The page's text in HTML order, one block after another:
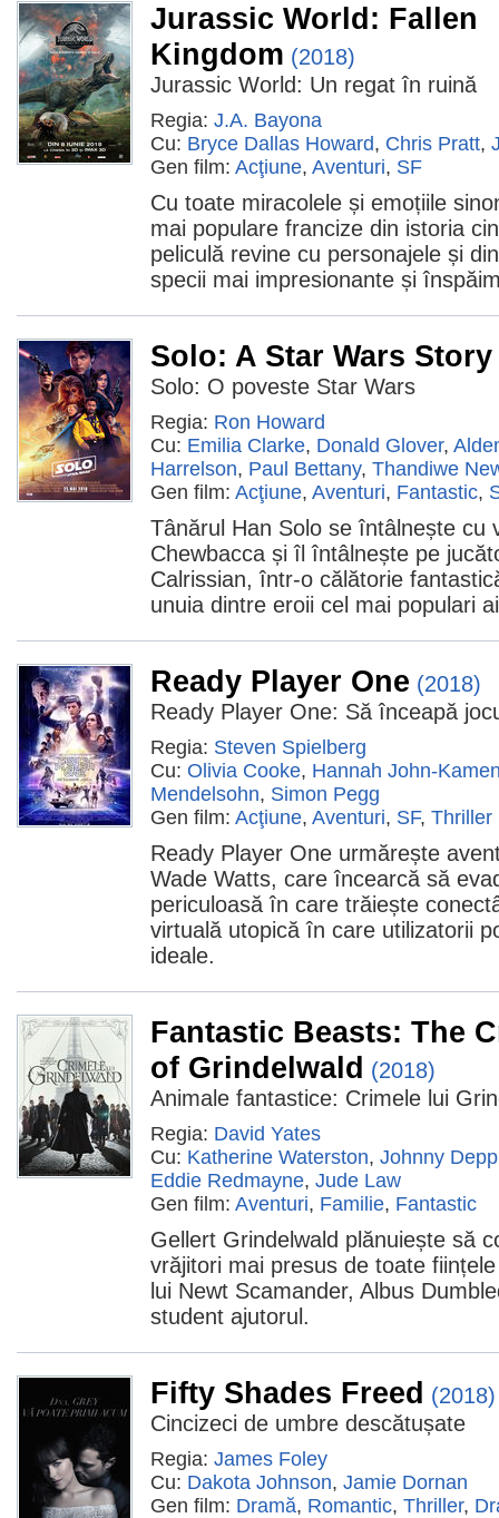
Jurassic World: Fallen
Kingdom (2018)
Jurassic World: Un regat în ruină
Regia: J.A. Bayona
Cu: Bryce Dallas Howard, Chris Pratt,
Gen film: Acţiune, Aventuri, SF
Cu toate miracolele și emoțiile
mai populare francize din istoria
peliculă revine cu personajele și
specii mai impresionante și
Solo: A Star Wars Story
Solo: O poveste Star Wars
Regia: Ron Howard
Cu: Emilia Clarke, Donald Glover,
Harrelson, Paul Bettany, Thandiwe
Gen film: Acţiune, Aventuri, Fantastic,
Tânărul Han Solo se întâlnește cu
Chewbacca și îl întâlnește pe
Calrissian, într-o călătorie
unuia dintre eroii cel mai populari
Ready Player One (2018)
Ready Player One: Să înceapă
Regia: Steven Spielberg
Cu: Olivia Cooke, Hannah John-
Mendelsohn, Simon Pegg
Gen film: Acţiune, Aventuri, SF, Thriller
Ready Player One urmărește
Wade Watts, care încearcă să
periculoasă în care trăiește
virtuală utopică în care utilizatorii
ideale.
Fantastic Beasts: The
of Grindelwald (2018)
Animale fantastice: Crimele lui
Regia: David Yates
Cu: Katherine Waterston, Johnny Depp
Eddie Redmayne, Jude Law
Gen film: Aventuri, Familie, Fantastic
Gellert Grindelwald plănuiește să
vrăjitori mai presus de toate
lui Newt Scamander, Albus
student ajutorul.
Fifty Shades Freed (2018)
Cincizeci de umbre descătușate
Regia: James Foley
Cu: Dakota Johnson, Jamie Dornan
Gen film: Dramă, Romantic, Thriller,